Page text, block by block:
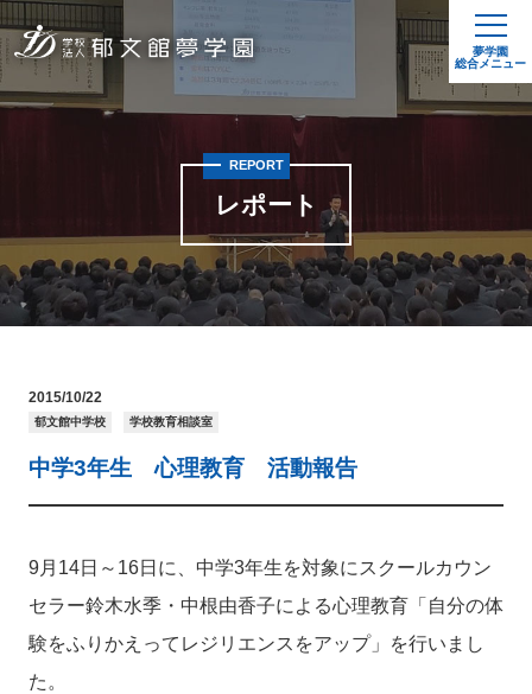
夢学園
総合メニュー
レポート
REPORT
2015/10/22
郁文館中学校 学校教育相談室
中学3年生 心理教育 活動報告
9月 14日～ 16日に、中学3年生を対象にスクールカウン
セラー鈴木水季・中根由香子による心理教育「自分の体
験をふりかえってレジリエンスをアップ」を行いまし
た。